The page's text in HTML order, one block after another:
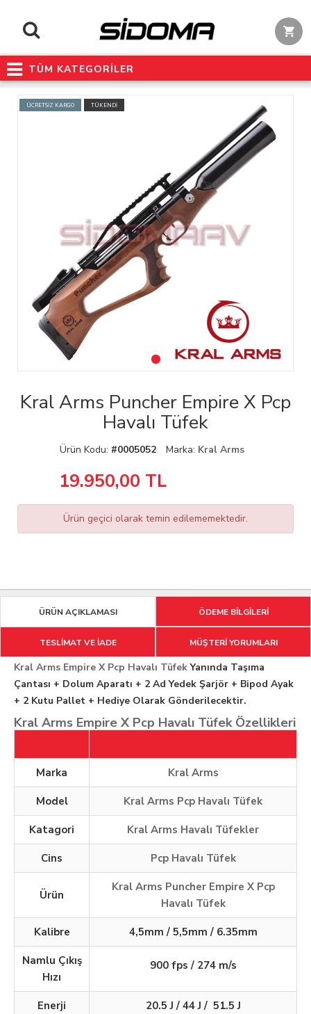
TÜM KATEGORİLER
ÜCRETSİZ KARGO TÜKENDİ
Kral Arms Puncher Empire X Pcp
Havalı Tüfek
Ürün Kodu: #0005052 Marka: Kral Arms
19.950,00 TL
Ürün geçici olarak temin edilememektedir.
ÜRÜN AÇIKLAMASI ÖDEME BİLGİLERİ
TESLİMAT VE İADE MÜŞTERİ YORUMLARI
Kral Arms Empire X Pcp Havalı TüfekYanında Taşıma
Çantası + Dolum Aparatı + 2 Ad Yedek Şarjör + Bipod Ayak
+ 2 Kutu Pallet + Hediye Olarak Gönderilecektir.
Kral Arms Empire X Pcp Havalı Tüfek Özellikleri
Marka Kral Arms
Model Kral Arms Pcp Havalı Tüfek
Katagori Kral Arms Havalı Tüfekler
Cins Pcp Havalı Tüfek
Ürün
Kral Arms Puncher Empire X Pcp
Havalı Tüfek
Kalibre 4,5mm / 5,5mm / 6.35mm
Namlu Çıkış
Hızı
900 fps / 274 m/s
Enerji 20.5 J / 44 J / 51.5 J